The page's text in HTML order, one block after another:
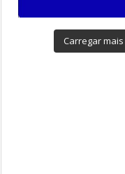
Carregar mais